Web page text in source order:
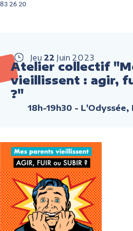
83 26 20
Jeu 22 Juin 2023
Atelier collectif
vieillissent : agir,
?"
18h-19h30 - L'Odyssée,